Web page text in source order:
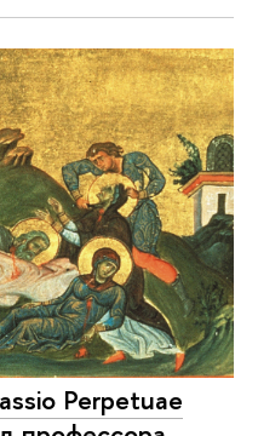
Perpetuae